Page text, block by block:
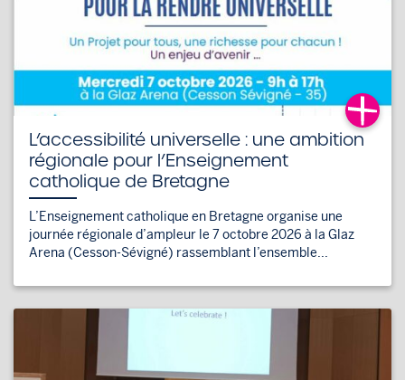
L’accessibilité universelle : une ambition
régionale pour l’Enseignement
catholique de Bretagne
L’Enseignement catholique en Bretagne organise une
journée régionale d’ampleur le 7 octobre 2026 à la Glaz
Arena (Cesson-Sévigné) rassemblant l’ensemble...